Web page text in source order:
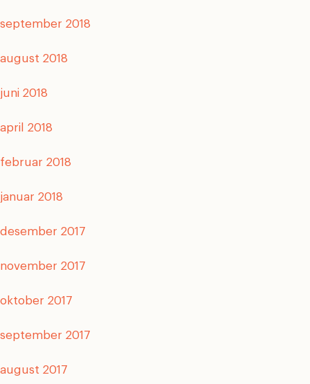
september 2018
august 2018
juni 2018
april 2018
februar 2018
januar 2018
desember 2017
november 2017
oktober 2017
september 2017
august 2017